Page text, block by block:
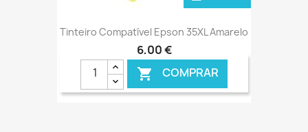
Tinteiro Compatível Epson 35XL Amarelo
6,00 €
 COMPRAR